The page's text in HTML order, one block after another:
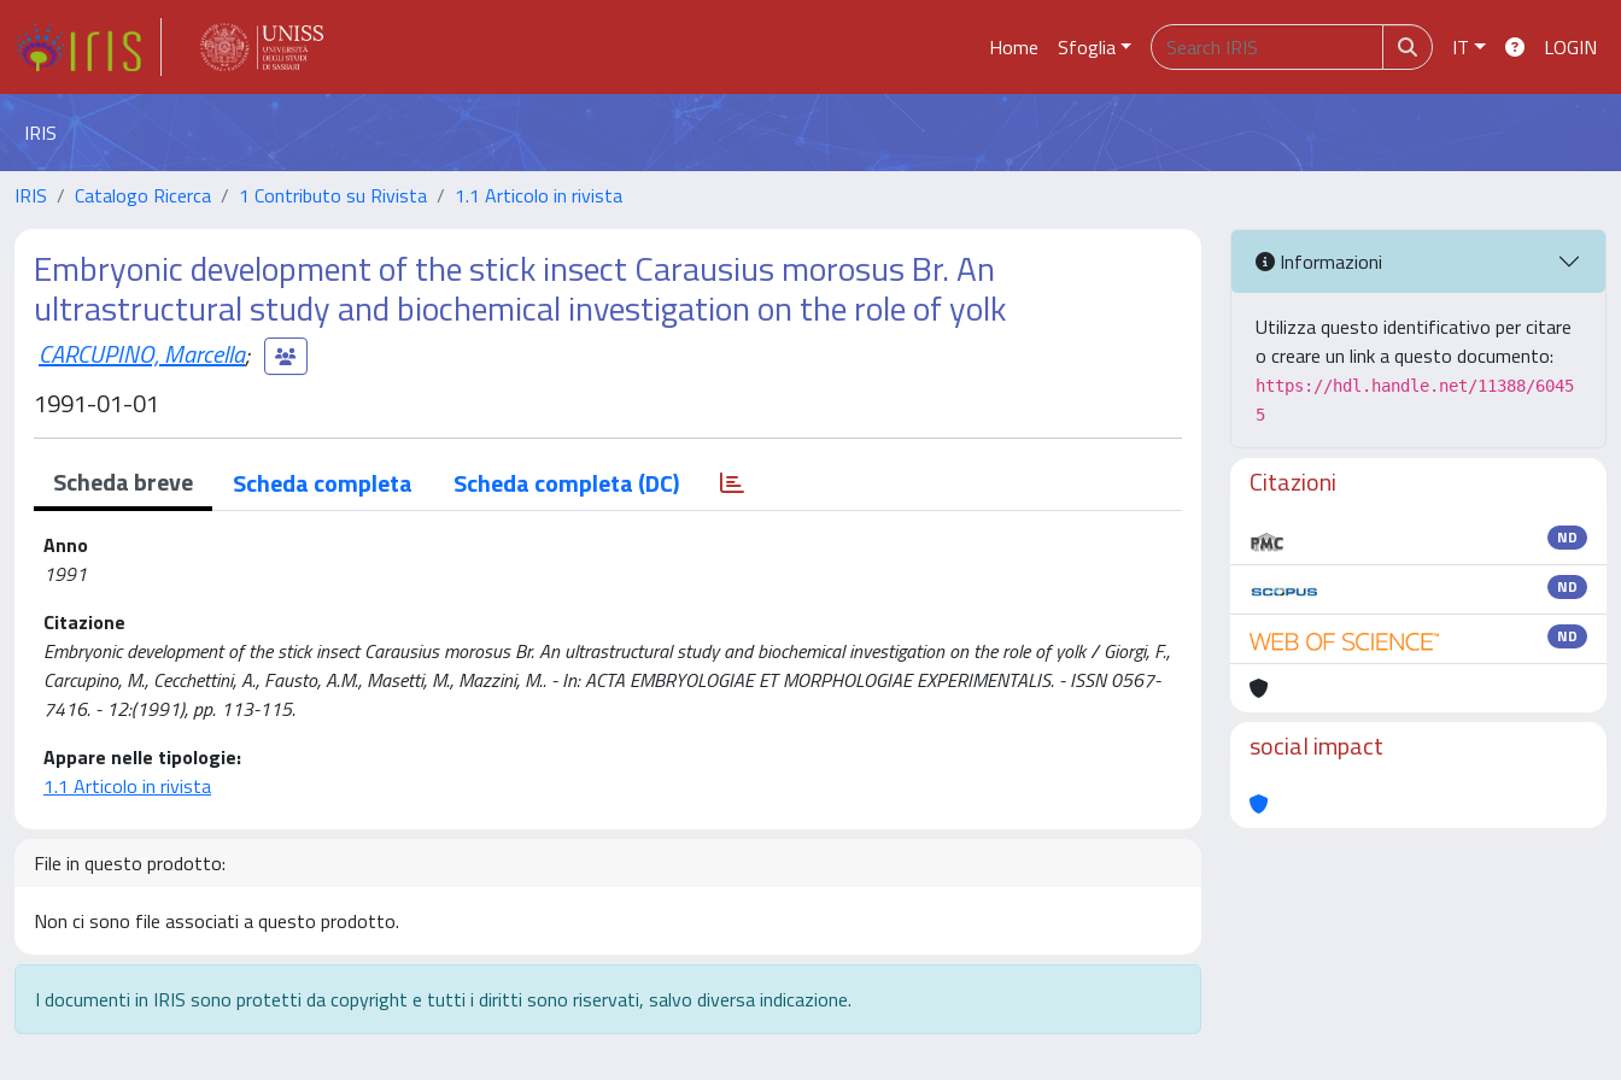
Home Sfoglia IT LOGIN
IRIS
IRIS Catalogo Ricerca 1 Contributo su Rivista 1.1 Articolo in rivista
Embryonic development of the stick insect Carausius morosus Br. An
ultrastructural study and biochemical investigation on the role of yolk
CARCUPINO, Marcella;
1991-01-01
Scheda breve Scheda completa Scheda completa (DC)
Anno
1991
Citazione
Embryonic development of the stick insect Carausius morosus Br. An ultrastructural study and biochemical investigation on the role of yolk / Giorgi, F.,
Carcupino, M., Cecchettini, A., Fausto, A.M., Masetti, M., Mazzini, M.. - In: ACTA EMBRYOLOGIAE ET MORPHOLOGIAE EXPERIMENTALIS. - ISSN 0567-
7416. - 12:(1991), pp. 113-115.
Appare nelle tipologie:
1.1 Articolo in rivista
File in questo prodotto:
Non ci sono file associati a questo prodotto.
I documenti in IRIS sono protetti da copyright e tutti i diritti sono riservati, salvo diversa indicazione.
Informazioni
Utilizza questo identificativo per citare
o creare un link a questo documento:
https://hdl.handle.net/11388/6045
5
Citazioni
ND
ND
ND
social impact